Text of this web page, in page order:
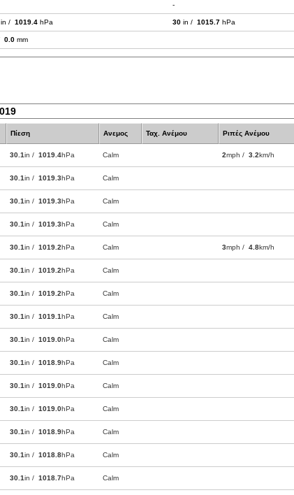
-
/ 1019.4hPa 30in / 1015.7hPa
0.0mm
Πίεση Ανεμος Ταχ. Ανέμου Ριπές Ανέμου
30.1in / 1019.4hPa Calm 2mph / 3.2km/h
30.1in / 1019.3hPa Calm
30.1in / 1019.3hPa Calm
30.1in / 1019.3hPa Calm
30.1in / 1019.2hPa Calm 3mph / 4.8km/h
30.1in / 1019.2hPa Calm
30.1in / 1019.2hPa Calm
30.1in / 1019.1hPa Calm
30.1in / 1019.0hPa Calm
30.1in / 1018.9hPa Calm
30.1in / 1019.0hPa Calm
30.1in / 1019.0hPa Calm
30.1in / 1018.9hPa Calm
30.1in / 1018.8hPa Calm
30.1in / 1018.7hPa Calm